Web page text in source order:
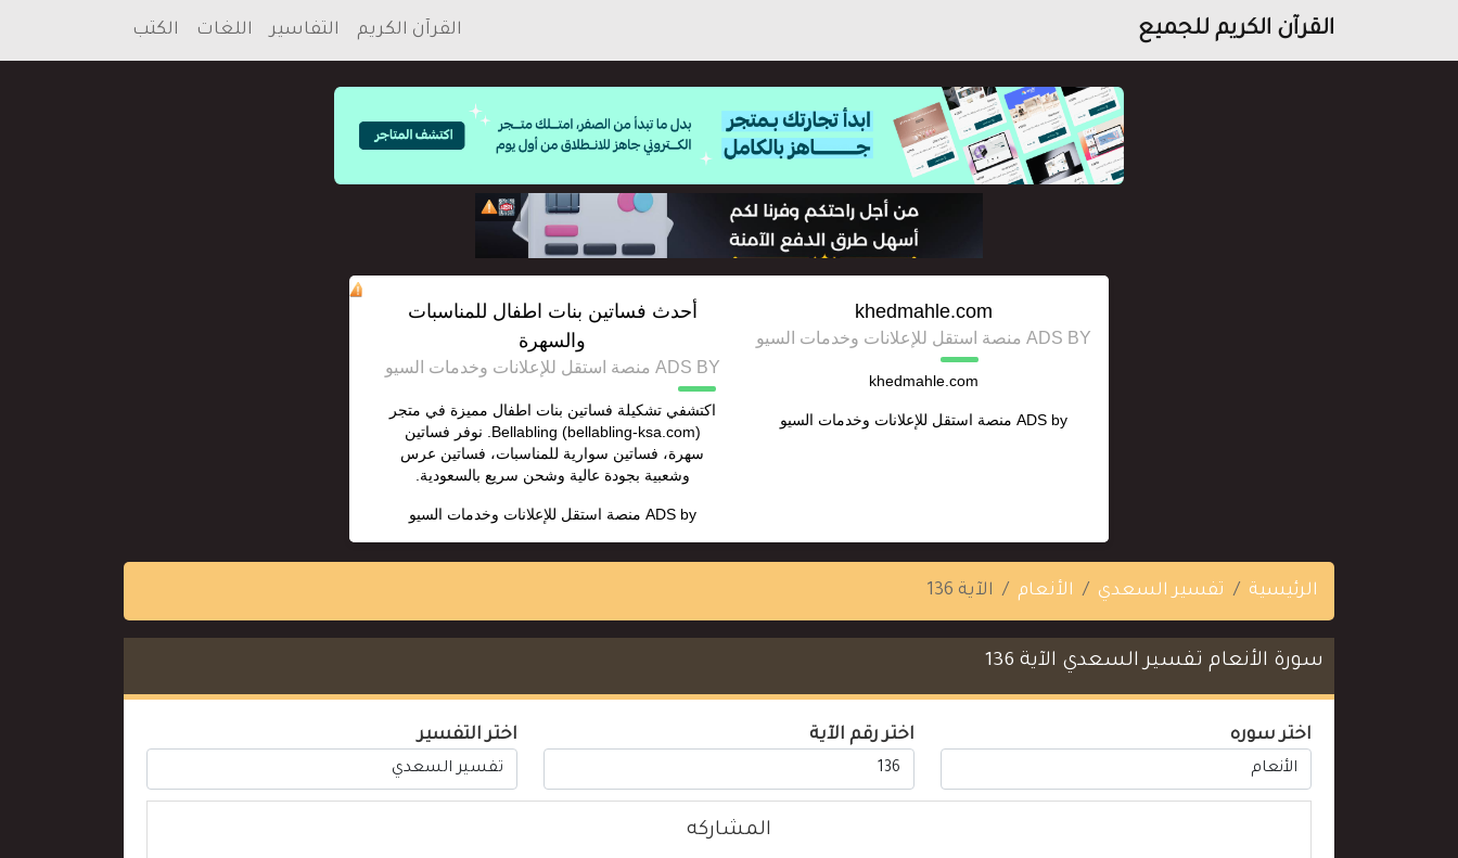
القرآن الكريم للجميع القرآن الكريم التفاسير اللغات الكتب
khedmahle.com
ADS BY منصة استقل للإعلانات وخدمات السيو
khedmahle.com
ADS by منصة استقل للإعلانات وخدمات السيو
أحدث فساتين بنات اطفال للمناسبات
والسهرة
ADS BY منصة استقل للإعلانات وخدمات السيو
اكتشفي تشكيلة فساتين بنات اطفال مميزة في متجر
Bellabling (bellabling-ksa.com). نوفر فساتين
سهرة، فساتين سوارية للمناسبات، فساتين عرس
وشعبية بجودة عالية وشحن سريع بالسعودية.
ADS by منصة استقل للإعلانات وخدمات السيو
الرئيسية تفسير السعدي الأنعام الآية 136
سورة الأنعام تفسير السعدي الآية 136
اختر سوره اختر رقم الآية اختر التفسير
المشاركه